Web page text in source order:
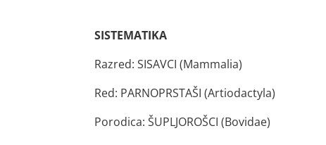
SISTEMATIKA
Razred: SISAVCI (Mammalia)
Red: PARNOPRSTAŠI (Artiodactyla)
Porodica: ŠUPLJOROŠCI (Bovidae)